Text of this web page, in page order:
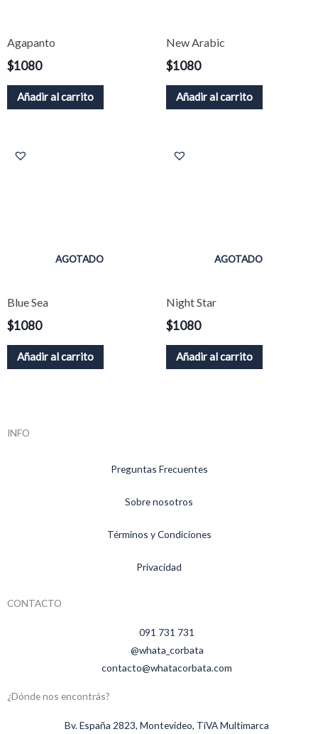
Agapanto
$1080
Añadir al carrito
New Arabic
$1080
Añadir al carrito
AGOTADO
Blue Sea
$1080
Añadir al carrito
AGOTADO
Night Star
$1080
Añadir al carrito
INFO
Preguntas Frecuentes
Sobre nosotros
Términos y Condiciones
Privacidad
CONTACTO
091 731 731
@whata_corbata
contacto@whatacorbata.com
¿Dónde nos encontrás?
Bv. España 2823, Montevideo, TiVA Multimarca